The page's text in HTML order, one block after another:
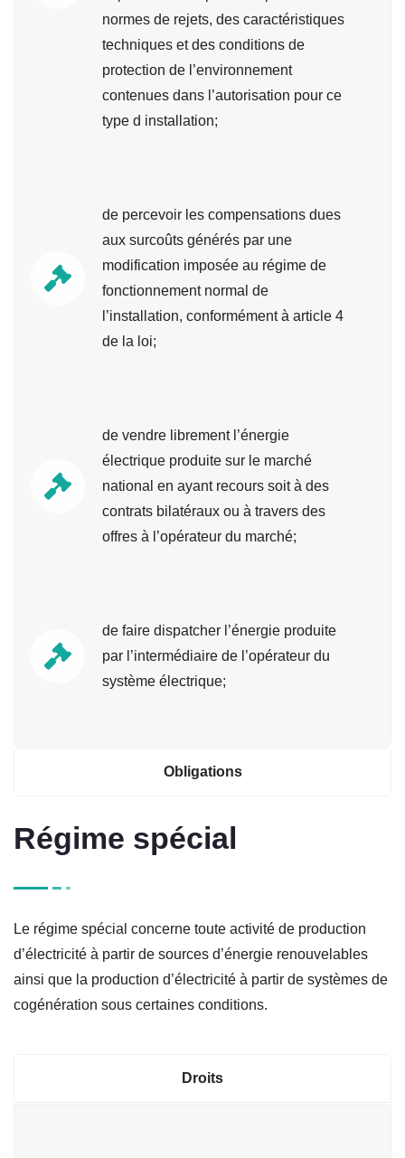
normes de rejets, des caractéristiques
techniques et des conditions de
protection de l’environnement
contenues dans l’autorisation pour ce
type d installation;
de percevoir les compensations dues
aux surcoûts générés par une
modification imposée au régime de
fonctionnement normal de
l’installation, conformément à article 4
de la loi;
de vendre librement l’énergie
électrique produite sur le marché
national en ayant recours soit à des
contrats bilatéraux ou à travers des
offres à l’opérateur du marché;
de faire dispatcher l’énergie produite
par l’intermédiaire de l’opérateur du
système électrique;
Obligations
Régime spécial
Le régime spécial concerne toute activité de production
d’électricité à partir de sources d’énergie renouvelables
ainsi que la production d’électricité à partir de systèmes de
cogénération sous certaines conditions.
Droits